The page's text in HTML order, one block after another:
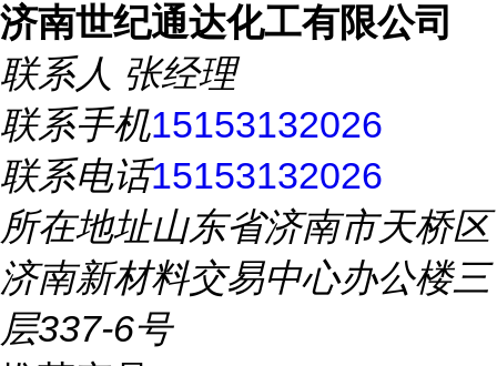
济南世纪通达化工有限公司
联系人 张经理
联系手机15153132026
联系电话15153132026
所在地址山东省济南市天桥区
济南新材料交易中心办公楼三
层337-6号